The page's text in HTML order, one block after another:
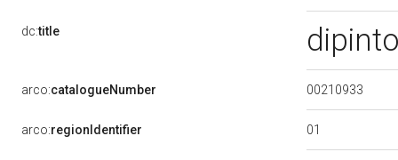
dc:title
arco:catalogueNumber 00210933
arco:regionIdentifier 01